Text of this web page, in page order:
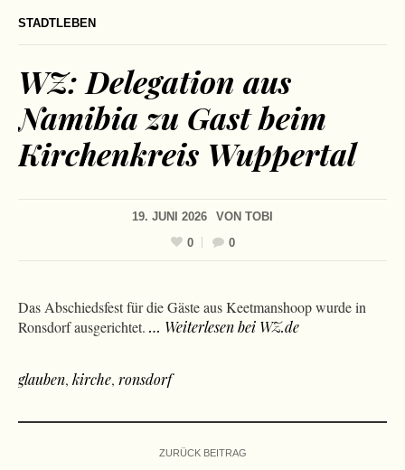
STADTLEBEN
WZ: Delegation aus
Namibia zu Gast beim
Kirchenkreis Wuppertal
19. JUNI 2026 VON TOBI
0
0
Das Abschiedsfest für die Gäste aus Keetmanshoop wurde in
Ronsdorf ausgerichtet. … Weiterlesen bei WZ.de
glauben, kirche, ronsdorf
ZURÜCK BEITRAG